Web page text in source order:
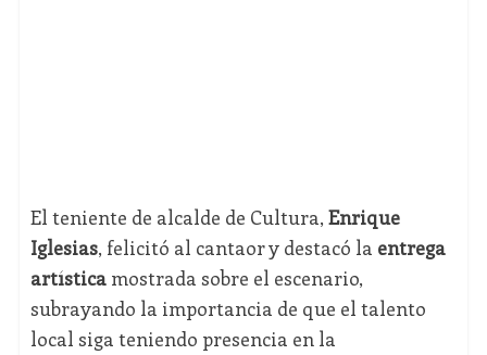
El teniente de alcalde de Cultura, Enrique
Iglesias, felicitó al cantaor y destacó la entrega
artísticamostrada sobre el escenario,
subrayando la importancia de que el talento
local siga teniendo presencia en la